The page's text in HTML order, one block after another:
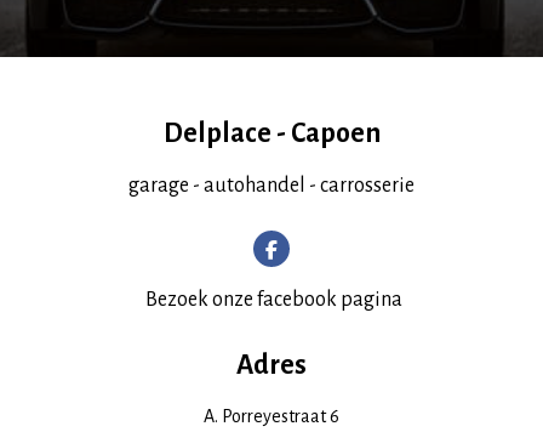
Delplace - Capoen
garage - autohandel - carrosserie
Bezoek onze facebook pagina
Adres
A. Porreyestraat 6